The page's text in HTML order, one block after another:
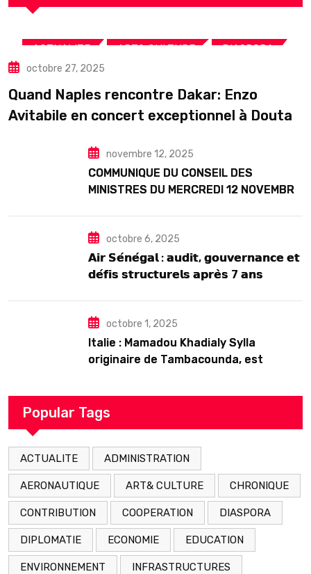
ACTUALITE ART& CULTURE DIASPORA
TOURISME
octobre 27, 2025
Quand Naples rencontre Dakar: Enzo
Avitabile en concert exceptionnel à Douta
novembre 12, 2025
COMMUNIQUE DU CONSEIL DES
MINISTRES DU MERCREDI 12 NOVEMBRE
octobre 6, 2025
𝗔𝗶𝗿 𝗦𝗲́𝗻𝗲́𝗴𝗮𝗹 : 𝗮𝘂𝗱𝗶𝘁, 𝗴𝗼𝘂𝘃𝗲𝗿𝗻𝗮𝗻𝗰𝗲 𝗲𝘁
𝗱𝗲́𝗳𝗶𝘀 𝘀𝘁𝗿𝘂𝗰𝘁𝘂𝗿𝗲𝗹𝘀 𝗮𝗽𝗿𝗲̀𝘀 7 𝗮𝗻𝘀
octobre 1, 2025
Italie : Mamadou Khadialy Sylla
originaire de Tambacounda, est
arrestation
Popular Tags
ACTUALITE ADMINISTRATION
AERONAUTIQUE ART& CULTURE CHRONIQUE
CONTRIBUTION COOPERATION DIASPORA
DIPLOMATIE ECONOMIE EDUCATION
ENVIRONNEMENT INFRASTRUCTURES